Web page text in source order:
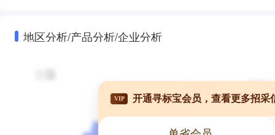
地区分析/产品分析/企业分析
VIP 开通寻标宝会员，查看更多招采